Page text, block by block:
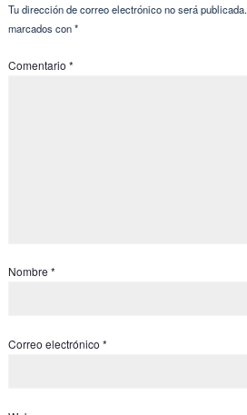
Tu dirección de correo electrónico no será publicada.
marcados con*
Comentario *
Nombre *
Correo electrónico *